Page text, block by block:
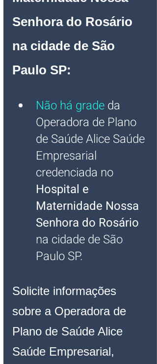
Senhora do Rosário
na cidade de São
Paulo SP:
Não há grade da
Operadora de Plano
de Saúde Alice Saúde
Empresarial
credenciada no
Hospital e
Maternidade Nossa
Senhora do Rosário
na cidade de São
Paulo SP.
Solicite informações
sobre a Operadora de
Plano de Saúde Alice
Saúde Empresarial,